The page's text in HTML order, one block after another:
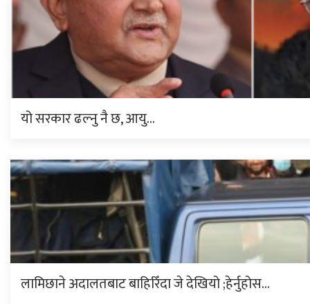
यो सरकार ढल्नु नै छ, आयु…
लामिछाने अदालतबाट बाहिरिँदा जे देखियो ;हेर्नुहोस…